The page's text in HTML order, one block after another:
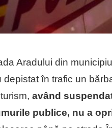
Aradului din
în trafic un
având
publice, nu a